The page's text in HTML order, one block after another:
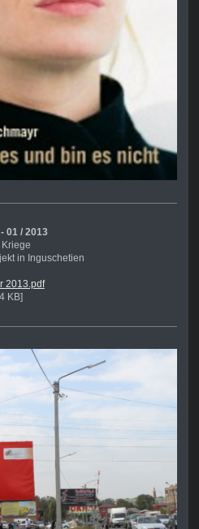
01 / 2013
in Inguschetien
2013.pdf
KB]